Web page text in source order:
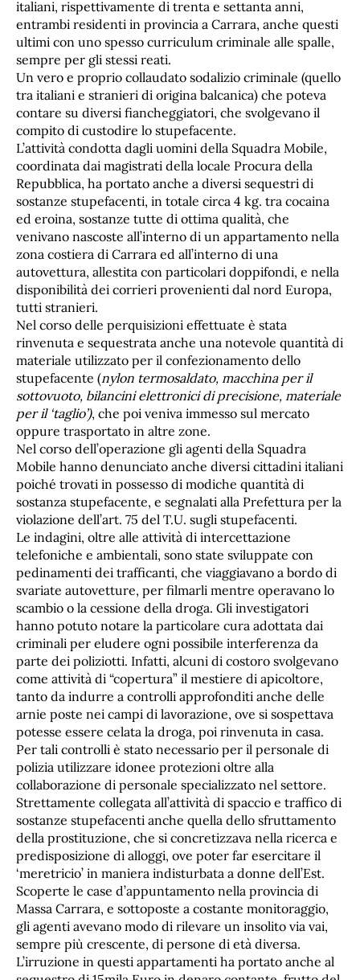
italiani, rispettivamente di trenta e settanta anni,
entrambi residenti in provincia a Carrara, anche questi
ultimi con uno spesso curriculum criminale alle spalle,
sempre per gli stessi reati.
Un vero e proprio collaudato sodalizio criminale (quello
tra italiani e stranieri di origina balcanica) che poteva
contare su diversi fiancheggiatori, che svolgevano il
compito di custodire lo stupefacente.
L’attività condotta dagli uomini della Squadra Mobile,
coordinata dai magistrati della locale Procura della
Repubblica, ha portato anche a diversi sequestri di
sostanze stupefacenti, in totale circa 4 kg. tra cocaina
ed eroina, sostanze tutte di ottima qualità, che
venivano nascoste all’interno di un appartamento nella
zona costiera di Carrara ed all’interno di una
autovettura, allestita con particolari doppifondi, e nella
disponibilità dei corrieri provenienti dal nord Europa,
tutti stranieri.
Nel corso delle perquisizioni effettuate è stata
rinvenuta e sequestrata anche una notevole quantità di
materiale utilizzato per il confezionamento dello
stupefacente (nylon termosaldato, macchina per il
sottovuoto, bilancini elettronici di precisione, materiale
per il ‘taglio’), che poi veniva immesso sul mercato
oppure trasportato in altre zone.
Nel corso dell’operazione gli agenti della Squadra
Mobile hanno denunciato anche diversi cittadini italiani
poiché trovati in possesso di modiche quantità di
sostanza stupefacente, e segnalati alla Prefettura per la
violazione dell’art. 75 del T.U. sugli stupefacenti.
Le indagini, oltre alle attività di intercettazione
telefoniche e ambientali, sono state sviluppate con
pedinamenti dei trafficanti, che viaggiavano a bordo di
svariate autovetture, per filmarli mentre operavano lo
scambio o la cessione della droga. Gli investigatori
hanno potuto notare la particolare cura adottata dai
criminali per eludere ogni possibile interferenza da
parte dei poliziotti. Infatti, alcuni di costoro svolgevano
come attività di “copertura” il mestiere di apicoltore,
tanto da indurre a controlli approfonditi anche delle
arnie poste nei campi di lavorazione, ove si sospettava
potesse essere celata la droga, poi rinvenuta in casa.
Per tali controlli è stato necessario per il personale di
polizia utilizzare idonee protezioni oltre alla
collaborazione di personale specializzato nel settore.
Strettamente collegata all’attività di spaccio e traffico di
sostanze stupefacenti anche quella dello sfruttamento
della prostituzione, che si concretizzava nella ricerca e
predisposizione di alloggi, ove poter far esercitare il
‘meretricio’ in maniera indisturbata a donne dell’Est.
Scoperte le case d’appuntamento nella provincia di
Massa Carrara, e sottoposte a costante monitoraggio,
gli agenti avevano modo di rilevare un insolito via vai,
sempre più crescente, di persone di età diversa.
L’irruzione in questi appartamenti ha portato anche al